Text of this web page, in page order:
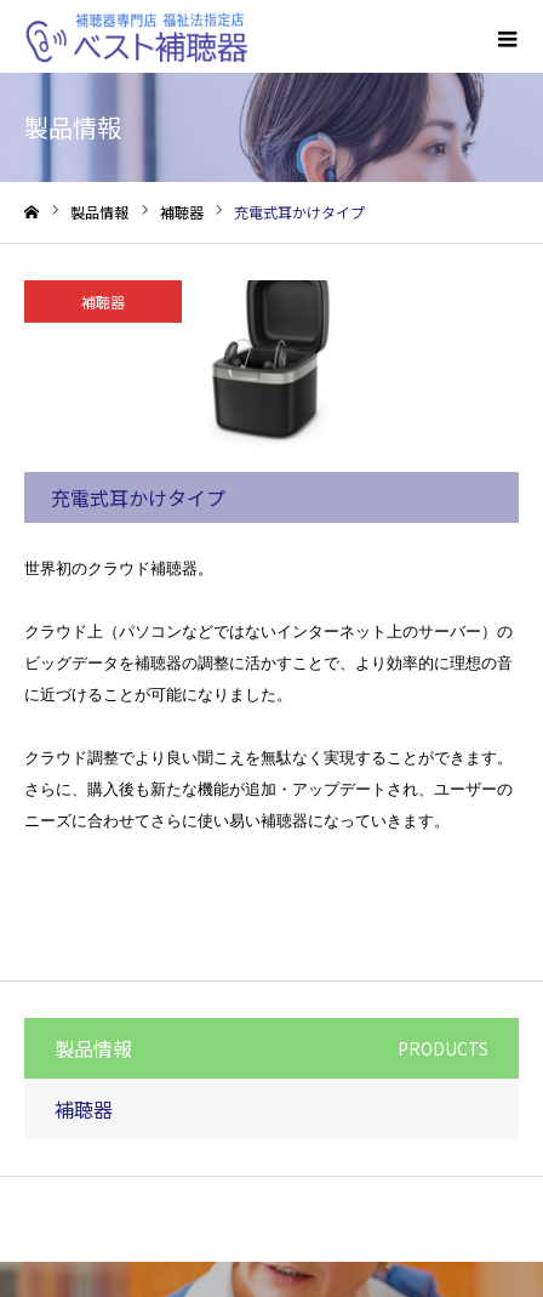
製品情報
製品情報 補聴器 充電式耳かけタイプ
補聴器
充電式耳かけタイプ
世界初のクラウド補聴器。
クラウド上（パソコンなどではないインターネット上のサーバー）の
ビッグデータを補聴器の調整に活かすことで、より効率的に理想の音
に近づけることが可能になりました。
クラウド調整でより良い聞こえを無駄なく実現することができます。
さらに、購入後も新たな機能が追加・アップデートされ、ユーザーの
ニーズに合わせてさらに使い易い補聴器になっていきます。
製品情報 PRODUCTS
補聴器